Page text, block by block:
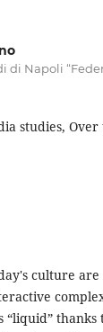
di Napoli
studies,
culture
“liquid”